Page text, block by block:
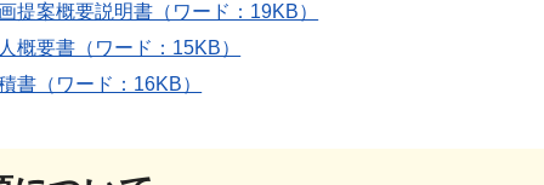
提案概要説明書（ワード：19KB）
概要書（ワード：15KB）
書（ワード：16KB）